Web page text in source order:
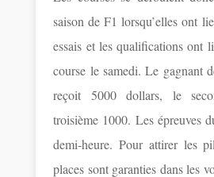
saison de F1 lorsqu’elles ont
essais et les qualifications ont
course le samedi. Le gagnant
reçoit 5000 dollars, le
troisième 1000. Les épreuves
demi-heure. Pour attirer les
places sont garanties dans les